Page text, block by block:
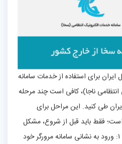
برای استفاده از خدمات سامانه
ناجا)، کافی است چند مرحله
طی کنید. این مراحل برای
فقط باید قبل از شروع، مشکل
حل کرده باشید. مرحله ۱: ورود به نشانی سامانه مرورگر خود